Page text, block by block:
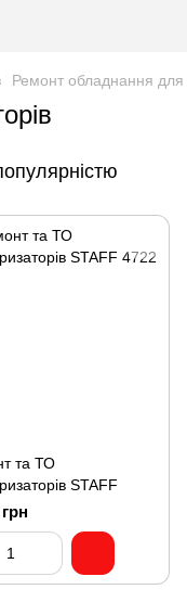
Ремонт обладнання
та ТО
STAFF